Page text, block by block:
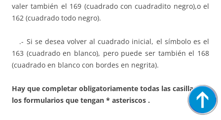
valer también el 169 (cuadrado con cuadradito negro),o el
162 (cuadrado todo negro).
.- Si se desea volver al cuadrado inicial, el símbolo es el
163 (cuadrado en blanco), pero puede ser también el 168
(cuadrado en blanco con bordes en negrita).
Hay que completar obligatoriamente todas las casillas de
los formularios que tengan * asteriscos .